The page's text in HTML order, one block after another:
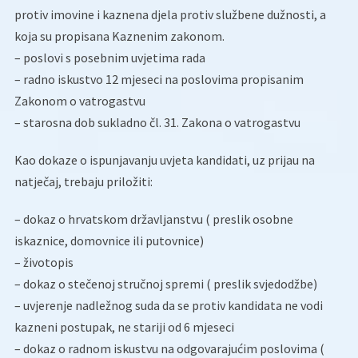
protiv imovine i kaznena djela protiv službene dužnosti, a
koja su propisana Kaznenim zakonom.
– poslovi s posebnim uvjetima rada
– radno iskustvo 12 mjeseci na poslovima propisanim
Zakonom o vatrogastvu
– starosna dob sukladno čl. 31. Zakona o vatrogastvu
Kao dokaze o ispunjavanju uvjeta kandidati, uz prijau na
natječaj, trebaju priložiti:
– dokaz o hrvatskom državljanstvu ( preslik osobne
iskaznice, domovnice ili putovnice)
– životopis
– dokaz o stečenoj stručnoj spremi ( preslik svjedodžbe)
– uvjerenje nadležnog suda da se protiv kandidata ne vodi
kazneni postupak, ne stariji od 6 mjeseci
– dokaz o radnom iskustvu na odgovarajućim poslovima (